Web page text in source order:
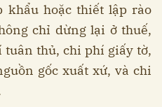
khẩu hoặc thiết lập rào
chỉ dừng lại ở thuế,
tuân thủ, chi phí giấy tờ,
gốc xuất xứ, và chi